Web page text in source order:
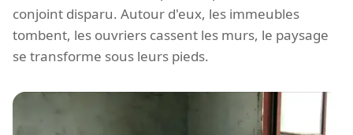
conjoint disparu. Autour d'eux, les immeubles
tombent, les ouvriers cassent les murs, le paysage
se transforme sous leurs pieds.